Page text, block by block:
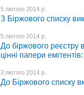
5 лютого 2014 р.
З Біржового списку
5 лютого 2014 р.
До біржового реєстру
цінні папери
3 лютого 2014 р.
До Біржового списку